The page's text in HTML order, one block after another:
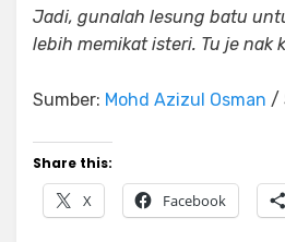
Jadi, gunalah lesung batu
lebih memikat isteri. Tu je nak
Sumber: Mohd Azizul Osman /
Share this:
X Facebook